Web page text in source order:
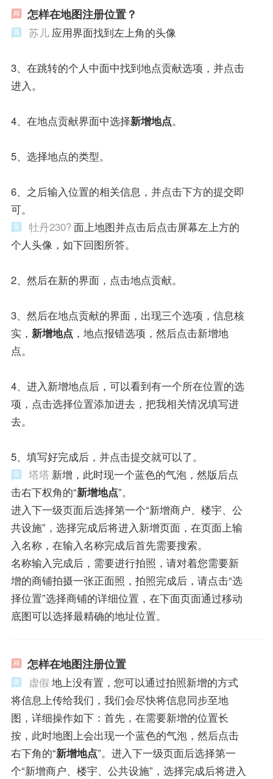
怎样在地图注册位置？
苏儿 应用界面找到左上角的头像
3、在跳转的个人中面中找到地点贡献选项，并点击
进入。
4、在地点贡献界面中选择新增地点。
5、选择地点的类型。
6、之后输入位置的相关信息，并点击下方的提交即
可。
牡丹230?面上地图并点击后点击屏幕左上方的
个人头像，如下回图所答。
2、然后在新的界面，点击地点贡献。
3、然后在地点贡献的界面，出现三个选项，信息核
实， 新增地点 ，地点报错选项，然后点击新增地
点。
4、进入新增地点后，可以看到有一个所在位置的选
项，点击选择位置添加进去，把我相关情况填写进
去。
5、填写好完成后，并点击提交就可以了。
塔塔 新增，此时现一个蓝色的气泡，然版后点
击右下权角的“新增地点”。
进入下一级页面后选择第一个“新增商户、楼宇、公
共设施”，选择完成后将进入新增页面，在页面上输
入名称，在输入名称完成后首先需要搜索。
名称输入完成后，需要进行拍照，请对着您需要新
增的商铺拍摄一张正面照，拍照完成后，请点击“选
择位置”选择商铺的详细位置，在下面页面通过移动
底图可以选择最精确的地址位置。
怎样在地图注册位置
虚假 地上没有置，您可以通过拍照新增的方式
将信息上传给我们，我们会尽快将信息同步至地
图，详细操作如下：首先，在需要新增的位置长
按，此时地图上会出现一个蓝色的气泡，然后点击
右下角的“新增地点”。进入下一级页面后选择第一
个“新增商户、楼宇、公共设施”，选择完成后将进入